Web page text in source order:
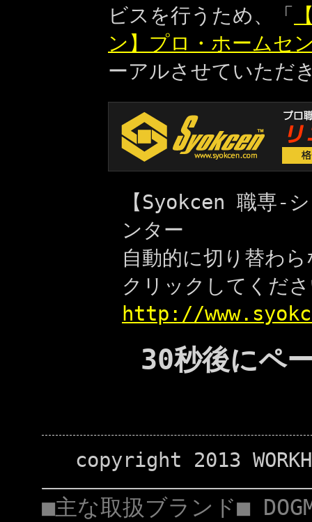
ビスを行うため、「
ン】プロ・ホームセ
ーアルさせていただ
【Syokcen 職専-
ンター
自動的に切り替わ
クリックしてくだ
http://
30秒後にペ
copyright 2013
■主な取扱ブランド■